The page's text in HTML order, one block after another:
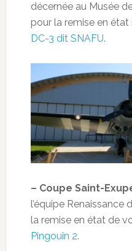
décernée au Musée
pour la remise en
DC-3 dit SNAFU.
– Coupe Saint-
l’équipe Renaissance
la remise en état de
Pingouin 2.